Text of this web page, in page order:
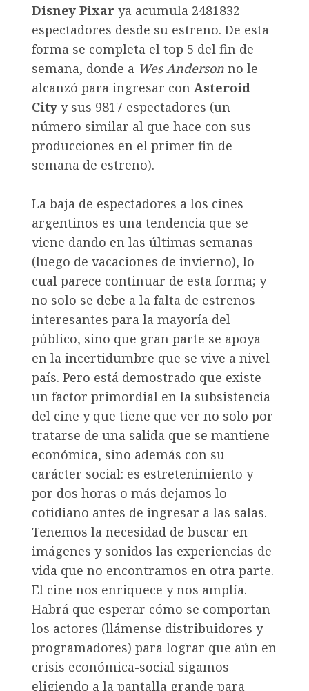
Disney Pixar ya acumula 2481832
espectadores desde su estreno. De esta
forma se completa el top 5 del fin de
semana, donde a Wes Anderson no le
alcanzó para ingresar con Asteroid
City y sus 9817 espectadores (un
número similar al que hace con sus
producciones en el primer fin de
semana de estreno).
La baja de espectadores a los cines
argentinos es una tendencia que se
viene dando en las últimas semanas
(luego de vacaciones de invierno), lo
cual parece continuar de esta forma; y
no solo se debe a la falta de estrenos
interesantes para la mayoría del
público, sino que gran parte se apoya
en la incertidumbre que se vive a nivel
país. Pero está demostrado que existe
un factor primordial en la subsistencia
del cine y que tiene que ver no solo por
tratarse de una salida que se mantiene
económica, sino además con su
carácter social: es estretenimiento y
por dos horas o más dejamos lo
cotidiano antes de ingresar a las salas.
Tenemos la necesidad de buscar en
imágenes y sonidos las experiencias de
vida que no encontramos en otra parte.
El cine nos enriquece y nos amplía.
Habrá que esperar cómo se comportan
los actores (llámense distribuidores y
programadores) para lograr que aún en
crisis económica-social sigamos
eligiendo a la pantalla grande para